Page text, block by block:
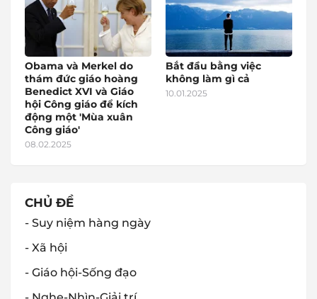
Obama và Merkel do
thám đức giáo hoàng
Benedict XVI và Giáo
hội Công giáo để kích
động một 'Mùa xuân
Công giáo'
08.02.2025
Bắt đầu bằng việc
không làm gì cả
10.01.2025
CHỦ ĐỀ
- Suy niệm hàng ngày
- Xã hội
- Giáo hội-Sống đạo